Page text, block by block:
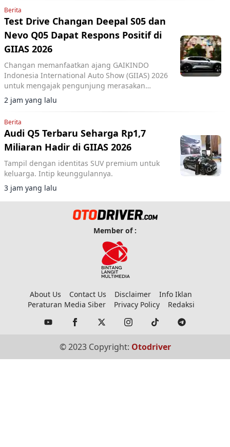
Berita
Test Drive Changan Deepal S05 dan
Nevo Q05 Dapat Respons Positif di
GIIAS 2026
Changan memanfaatkan ajang GAIKINDO
Indonesia International Auto Show (GIIAS) 2026
untuk mengajak pengunjung merasakan
langsung performa dua model terbarunya,
Changan Deepal S05 dan Changan Nevo Q05.
2 jam yang lalu
Berita
Audi Q5 Terbaru Seharga Rp1,7
Miliaran Hadir di GIIAS 2026
Tampil dengan identitas SUV premium untuk
keluarga. Intip keunggulannya.
3 jam yang lalu
Member of :
About Us Contact Us Disclaimer
Info Iklan
Peraturan Media Siber
Privacy Policy Redaksi
© 2023 Copyright: Otodriver